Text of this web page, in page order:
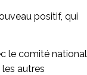
positif, qui
le comité national
autres